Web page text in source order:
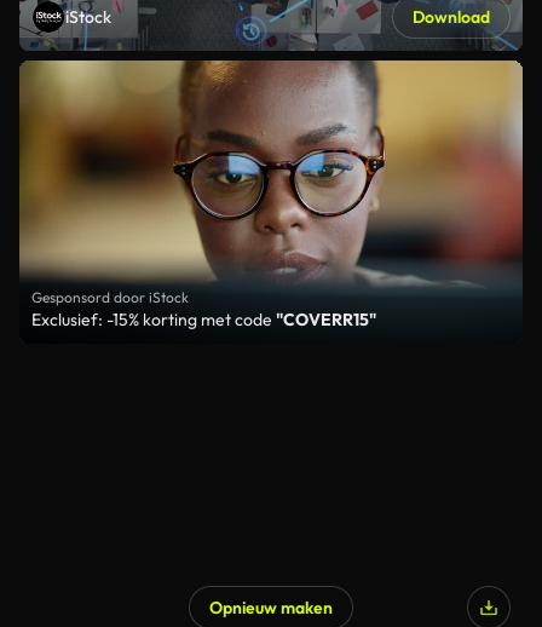
iStock Download
Gesponsord door iStock
Exclusief: -15% korting met code "COVERR15"
Opnieuw maken